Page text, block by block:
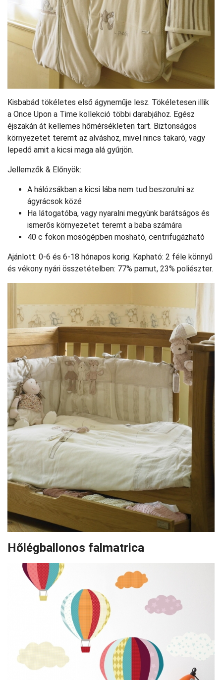
Kisbabád tökéletes első ágyneműje lesz. Tökéletesen illik
a Once Upon a Time kollekció többi darabjához. Egész
éjszakán át kellemes hőmérsékleten tart. Biztonságos
környezetet teremt az alváshoz, mivel nincs takaró, vagy
lepedő amit a kicsi maga alá gyűrjön.
Jellemzők & Előnyök:
A hálózsákban a kicsi lába nem tud beszorulni az
ágyrácsok közé
Ha látogatóba, vagy nyaralni megyünk barátságos és
ismerős környezetet teremt a baba számára
40 c fokon mosógépben mosható, centrifugázható
Ajánlott: 0-6 és 6-18 hónapos korig. Kapható: 2 féle könnyű
és vékony nyári összetételben: 77% pamut, 23% poliészter.
Hőlégballonos falmatrica